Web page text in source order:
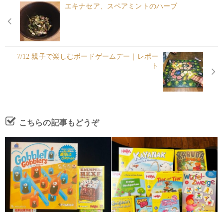
エキナセア、スペアミントのハーブ
7/12 親子で楽しむボードゲームデー｜レポー
ト
こちらの記事もどうぞ